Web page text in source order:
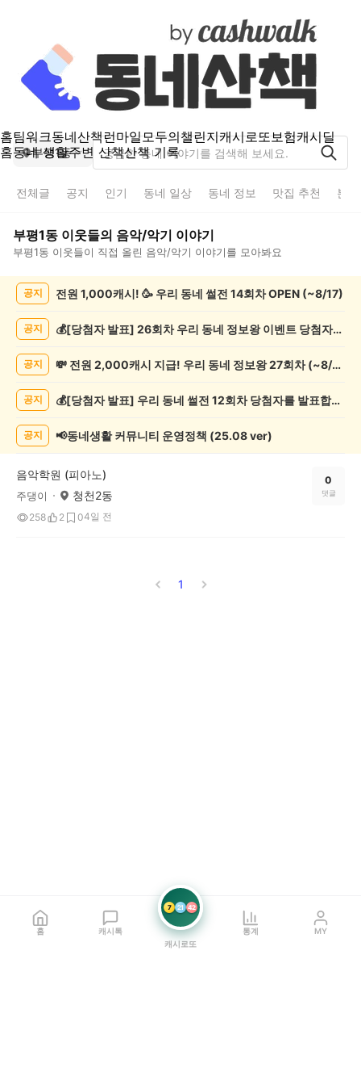
홈팀워크동네산책런마일모두의챌린지캐시로또보험캐시딜
홈동네 생활주변 산책산책 기록
부평1동
전체글 공지 인기 동네 일상 동네 정보 맛집 추천 분
부평1동 이웃들의 음악/악기 이야기
부평1동 이웃들이 직접 올린 음악/악기 이야기를 모아봐요
악/
목
공지 전원 1,000캐시! 🥳 우리 동네 썰전 14회차 OPEN (~8/17)
공지 💰[당첨자 발표] 26회차 우리 동네 정보왕 이벤트 당첨자를 발표합니다!
공지 💸 전원 2,000캐시 지급! 우리 동네 정보왕 27회차 (~8/10)
공지 💰[당첨자 발표] 우리 동네 썰전 12회차 당첨자를 발표합니다!
공지 📢동네생활 커뮤니티 운영정책 (25.08 ver)
음악학원 (피아노)
주댕이 청천2동
258 2 04일 전
0
댓글
1
홈 캐시톡
7 21 42
캐시로또
통계 MY